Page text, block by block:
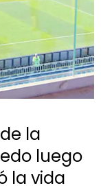
la
luego
la vida